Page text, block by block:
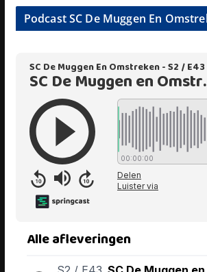
Podcast SC De Muggen En